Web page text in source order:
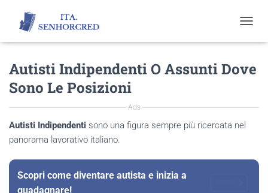
O
A
Autisti Indipendenti O Assunti Dove
Sono Le Posizioni
Ads
Autisti Indipendenti sono una figura sempre più ricercata nel
panorama lavorativo italiano.
Scopri come diventare autista e inizia a
guadagnare!